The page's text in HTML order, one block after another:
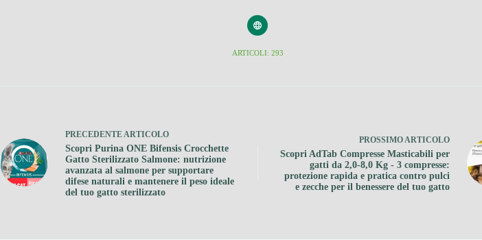
ARTICOLI: 293
PRECEDENTE ARTICOLO
Scopri Purina ONE Bifensis Crocchette
Gatto Sterilizzato Salmone: nutrizione
avanzata al salmone per supportare
difese naturali e mantenere il peso ideale
del tuo gatto sterilizzato
PROSSIMO ARTICOLO
Scopri AdTab Compresse Masticabili per
gatti da 2,0-8,0 Kg - 3 compresse:
protezione rapida e pratica contro pulci
e zecche per il benessere del tuo gatto